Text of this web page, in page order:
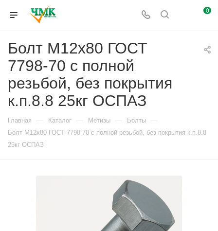
0
Болт М12x80 ГОСТ
7798-70 с полной
резьбой, без покрытия
к.п.8.8 25кг ОСПАЗ
Главная — Каталог — Метизы — Болты —
Болт М12x80 ГОСТ 7798-70 с полной резьбой, без покрытия к.п.8.8
25кг ОСПАЗ